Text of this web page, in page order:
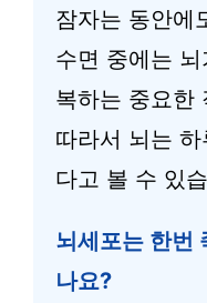
잠자는 동안에
수면 중에는
복하는 중요한
따라서 뇌는
다고 볼 수 있
뇌세포는 한번
나요?